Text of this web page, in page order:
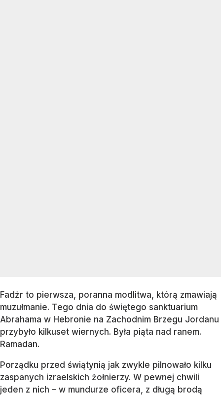
Fadżr to pierwsza, poranna modlitwa, którą zmawiają
muzułmanie. Tego dnia do świętego sanktuarium
Abrahama w Hebronie na Zachodnim Brzegu Jordanu
przybyło kilkuset wiernych. Była piąta nad ranem.
Ramadan.
Porządku przed świątynią jak zwykle pilnowało kilku
zaspanych izraelskich żołnierzy. W pewnej chwili
jeden z nich – w mundurze oficera, z długą brodą